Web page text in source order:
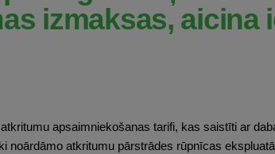
izmaksas, aicina
apsaimniekošanas tarifi, kas saistīti ar
noārdāmo atkritumu pārstrādes rūpnīcas